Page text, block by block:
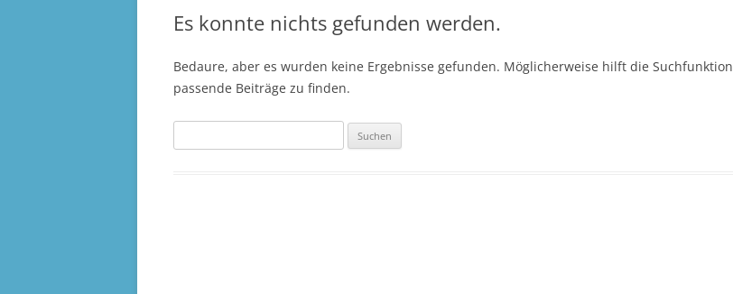
Es konnte nichts gefunden werden.
Bedaure, aber es wurden keine Ergebnisse gefunden. Möglicherweise hilft die Suchfunktion
passende Beiträge zu finden.
nach: